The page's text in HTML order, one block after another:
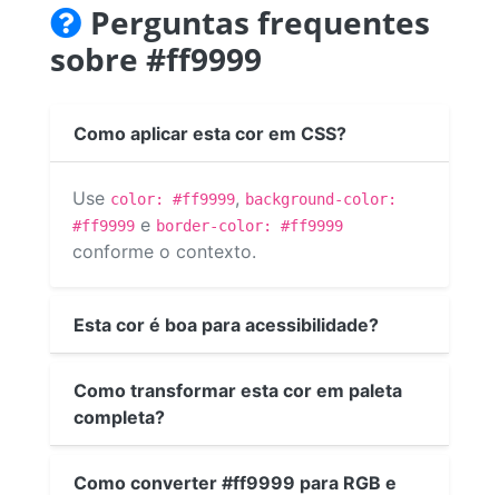
Perguntas frequentes
sobre #ff9999
Como aplicar esta cor em CSS?
Use color: #ff9999, background-color:
#ff9999 e border-color: #ff9999
conforme o contexto.
Esta cor é boa para acessibilidade?
Como transformar esta cor em paleta
completa?
Como converter #ff9999 para RGB e